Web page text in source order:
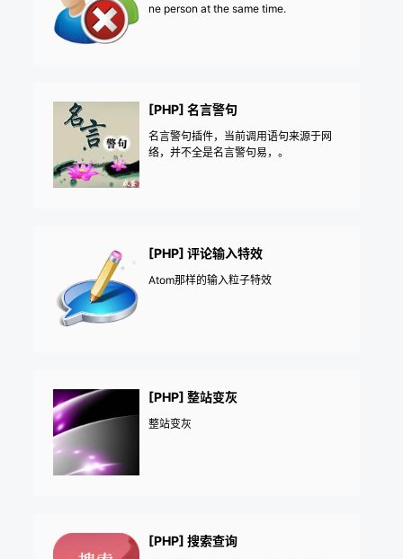
ne person at the same time.
[PHP] 名言警句
名言警句插件，当前调用语句来源于网
络，并不全是名言警句易，。
[PHP] 评论输入特效
Atom那样的输入粒子特效
[PHP] 整站变灰
整站变灰
[PHP] 搜索查询